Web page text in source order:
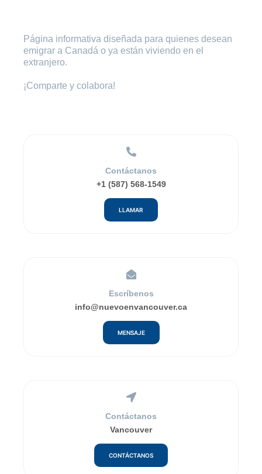
Página informativa diseñada para quienes desean
emigrar a Canadá o ya están viviendo en el
extranjero.
¡Comparte y colabora!
Contáctanos
+1 (587) 568-1549
LLAMAR
Escríbenos
info@nuevoenvancouver.ca
MENSAJE
Contáctanos
Vancouver
CONTÁCTANOS